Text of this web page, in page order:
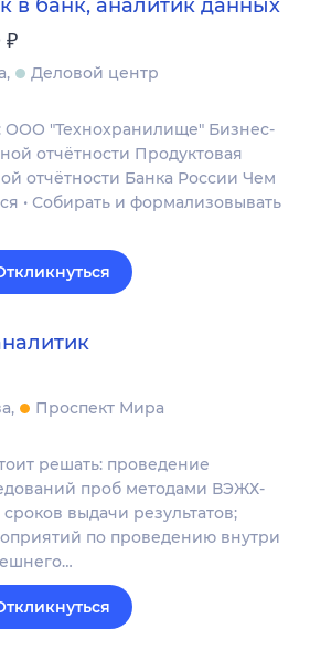
в банк, аналитик данных
₽
Деловой центр
ООО "Технохранилище" Бизнес-
отчётности Продуктовая
отчётности Банка России Чем
• Собирать и формализовывать
Проспект Мира
решать: проведение
проб методами ВЭЖХ-
выдачи результатов;
по проведению внутри